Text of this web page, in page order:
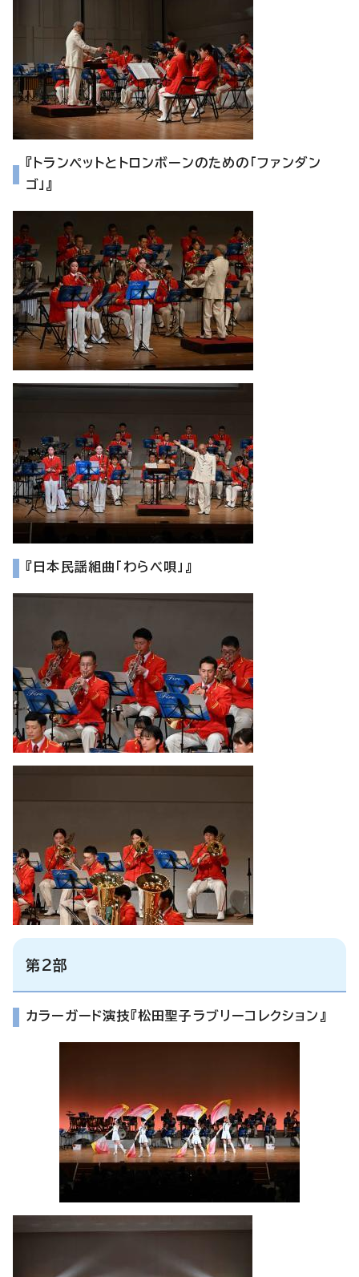
『トランペットとトロンボーンのための「ファンダン
ゴ」』
『日本民謡組曲「わらべ唄」』
第2部
カラーガード演技『松田聖子ラブリーコレクション』